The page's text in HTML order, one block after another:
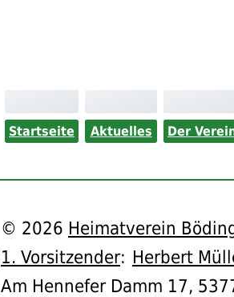
Startseite Aktuelles Der
© 2026 Heimatverein
1. Vorsitzender: Herbert
Am Hennefer Damm 17,